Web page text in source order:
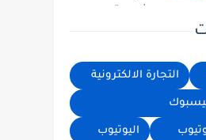
تيك توك | فيديو
التجارة الالكترونية
اليوتيوب